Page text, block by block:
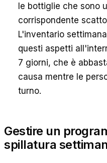
le bottiglie che sono
corrispondente
L'inventario
questi aspetti
7 giorni, che è
causa mentre le
turno.
Gestire un
spillatura